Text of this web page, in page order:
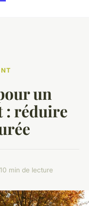
un
: réduire
10 min de lecture